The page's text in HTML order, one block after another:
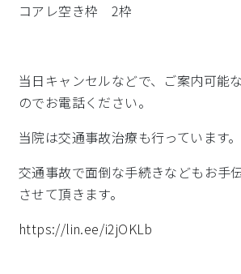
コアレ空き枠 2枠
当日キャンセルなどで、ご案内可能
のでお電話ください。
当院は交通事故治療も行っています。
交通事故で面倒な手続きなどもお手
させて頂きます。
https://lin.ee/i2jOKLb